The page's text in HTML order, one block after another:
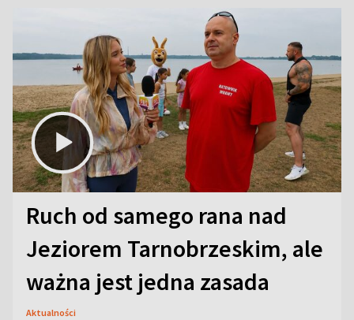
Ruch od samego rana nad
Jeziorem Tarnobrzeskim, ale
ważna jest jedna zasada
Aktualności